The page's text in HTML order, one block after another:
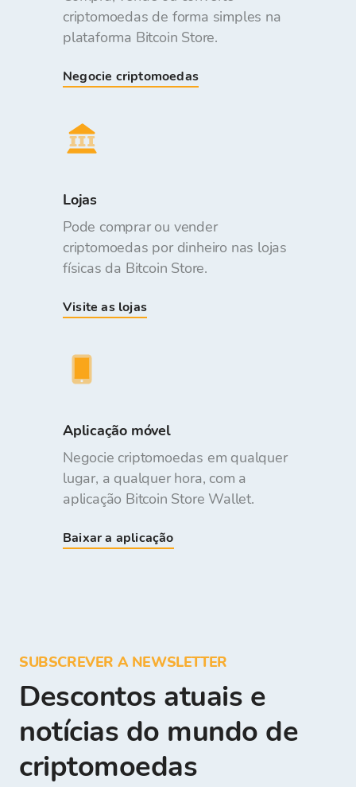
criptomoedas de forma simples na
plataforma Bitcoin Store.
Negocie criptomoedas
Lojas
Pode comprar ou vender
criptomoedas por dinheiro nas lojas
físicas da Bitcoin Store.
Visite as lojas
Aplicação móvel
Negocie criptomoedas em qualquer
lugar, a qualquer hora, com a
aplicação Bitcoin Store Wallet.
Baixar a aplicação
SUBSCREVER A NEWSLETTER
Descontos atuais e
notícias do mundo de
criptomoedas